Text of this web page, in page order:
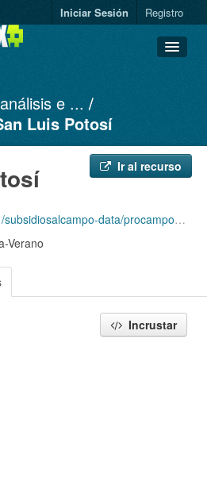
Iniciar Sesión Registro
e ...
Luis Potosí
Ir al recurso
procampo-2005-1994/2005/Productores_Ciclo_PV05Edo_24.csv
Verano
Incrustar